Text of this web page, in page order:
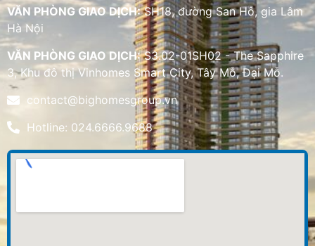
VĂN PHÒNG GIAO DỊCH:SH18, đường San Hô, gia Lâm
Hà Nội
VĂN PHÒNG GIAO DỊCH:S3.02-01SH02 - The Sapphire
3, Khu đô thị Vinhomes Smart City, Tây Mỗ, Đại Mỗ.
contact@bighomesgroup.vn
Hotline: 024.6666.9688